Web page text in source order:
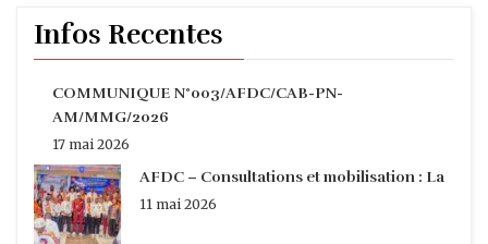
Infos Recentes
COMMUNIQUE N°003/AFDC/CAB-PN-
AM/MMG/2026
17 mai 2026
AFDC – Consultations et mobilisation : La
11 mai 2026